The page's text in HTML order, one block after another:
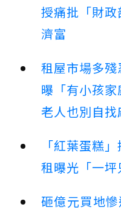
授痛批「財
濟富
租屋市場多
曝「有小孩
老人也別自找
「紅葉蛋糕
租曝光「一坪
砸億元買地